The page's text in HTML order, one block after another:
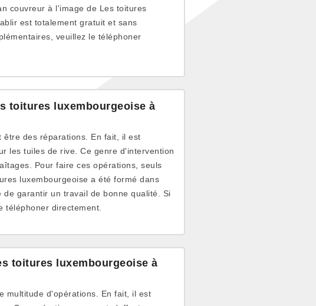
couvreur à l'image de Les toitures
est totalement gratuit et sans
veuillez le téléphoner
toitures luxembourgeoise à
des réparations. En fait, il est
les tuiles de rive. Ce genre d'intervention
Pour faire ces opérations, seuls
luxembourgeoise a été formé dans
garantir un travail de bonne qualité. Si
téléphoner directement.
toitures luxembourgeoise à
multitude d'opérations. En fait, il est